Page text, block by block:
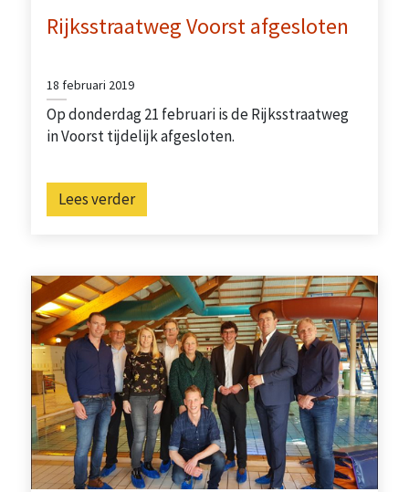
Rijksstraatweg Voorst afgesloten
18 februari 2019
Op donderdag 21 februari is de Rijksstraatweg
in Voorst tijdelijk afgesloten.
Lees verder